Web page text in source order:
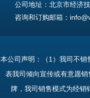
公司地址：北京市经济
咨询和订购邮箱：
Tel: +86-13691409741
Address: Room 603,
本公司声明：（1）我司不
表我司倾向宣传或有意愿
牌，我司销售模式为经销